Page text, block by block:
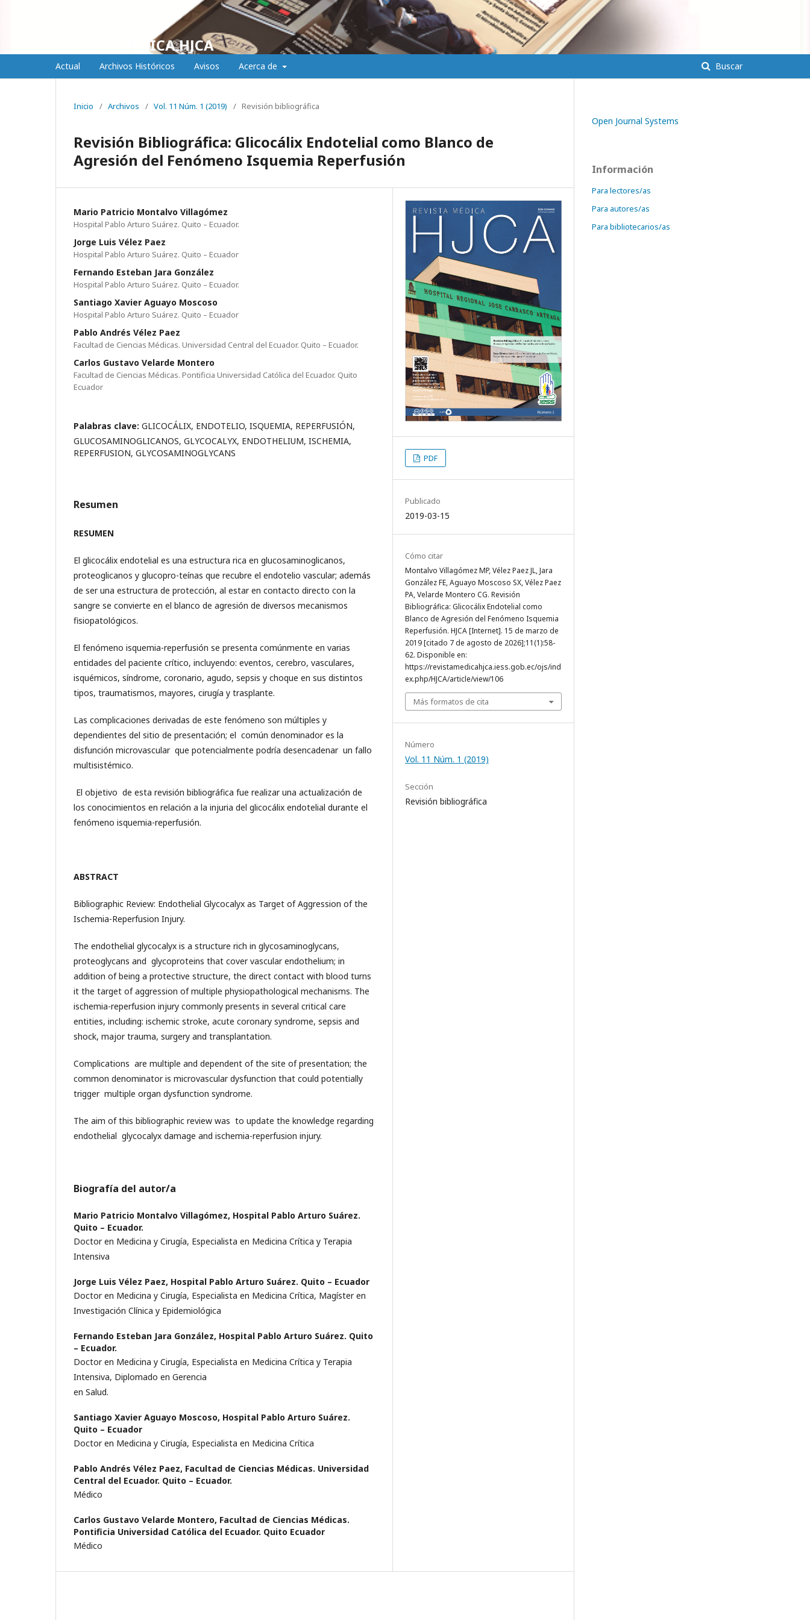
REVISTA MÉDICA HJCA
Actual Archivos Históricos Avisos Acerca de Buscar
Inicio / Archivos / Vol. 11 Núm. 1 (2019) / Revisión bibliográfica
Revisión Bibliográfica: Glicocálix Endotelial como Blanco de
Agresión del Fenómeno Isquemia Reperfusión
Mario Patricio Montalvo Villagómez
Hospital Pablo Arturo Suárez. Quito – Ecuador.
Jorge Luis Vélez Paez
Hospital Pablo Arturo Suárez. Quito – Ecuador
Fernando Esteban Jara González
Hospital Pablo Arturo Suárez. Quito – Ecuador.
Santiago Xavier Aguayo Moscoso
Hospital Pablo Arturo Suárez. Quito – Ecuador
Pablo Andrés Vélez Paez
Facultad de Ciencias Médicas. Universidad Central del Ecuador. Quito – Ecuador.
Carlos Gustavo Velarde Montero
Facultad de Ciencias Médicas. Pontificia Universidad Católica del Ecuador. Quito
Ecuador
Palabras clave: GLICOCÁLIX, ENDOTELIO, ISQUEMIA, REPERFUSIÓN,
GLUCOSAMINOGLICANOS, GLYCOCALYX, ENDOTHELIUM, ISCHEMIA,
REPERFUSION, GLYCOSAMINOGLYCANS
Resumen
RESUMEN
El glicocálix endotelial es una estructura rica en glucosaminoglicanos,
proteoglicanos y glucopro-teínas que recubre el endotelio vascular; además
de ser una estructura de protección, al estar en contacto directo con la
sangre se convierte en el blanco de agresión de diversos mecanismos
fisiopatológicos.
El fenómeno isquemia-reperfusión se presenta comúnmente en varias
entidades del paciente crítico, incluyendo: eventos, cerebro, vasculares,
isquémicos, síndrome, coronario, agudo, sepsis y choque en sus distintos
tipos, traumatismos, mayores, cirugía y trasplante.
Las complicaciones derivadas de este fenómeno son múltiples y
dependientes del sitio de presentación; el común denominador es la
disfunción microvascular que potencialmente podría desencadenar un fallo
multisistémico.
El objetivo de esta revisión bibliográfica fue realizar una actualización de
los conocimientos en relación a la injuria del glicocálix endotelial durante el
fenómeno isquemia-reperfusión.
ABSTRACT
Bibliographic Review: Endothelial Glycocalyx as Target of Aggression of the
Ischemia-Reperfusion Injury.
The endothelial glycocalyx is a structure rich in glycosaminoglycans,
proteoglycans and glycoproteins that cover vascular endothelium; in
addition of being a protective structure, the direct contact with blood turns
it the target of aggression of multiple physiopathological mechanisms. The
ischemia-reperfusion injury commonly presents in several critical care
entities, including: ischemic stroke, acute coronary syndrome, sepsis and
shock, major trauma, surgery and transplantation.
Complications are multiple and dependent of the site of presentation; the
common denominator is microvascular dysfunction that could potentially
trigger multiple organ dysfunction syndrome.
The aim of this bibliographic review was to update the knowledge regarding
endothelial glycocalyx damage and ischemia-reperfusion injury.
Biografía del autor/a
Mario Patricio Montalvo Villagómez, Hospital Pablo Arturo Suárez.
Quito – Ecuador.
Doctor en Medicina y Cirugía, Especialista en Medicina Crítica y Terapia
Intensiva
Jorge Luis Vélez Paez, Hospital Pablo Arturo Suárez. Quito – Ecuador
Doctor en Medicina y Cirugía, Especialista en Medicina Crítica, Magíster en
Investigación Clínica y Epidemiológica
Fernando Esteban Jara González, Hospital Pablo Arturo Suárez. Quito
– Ecuador.
Doctor en Medicina y Cirugía, Especialista en Medicina Crítica y Terapia
Intensiva, Diplomado en Gerencia
en Salud.
Santiago Xavier Aguayo Moscoso, Hospital Pablo Arturo Suárez.
Quito – Ecuador
Doctor en Medicina y Cirugía, Especialista en Medicina Crítica
Pablo Andrés Vélez Paez, Facultad de Ciencias Médicas. Universidad
Central del Ecuador. Quito – Ecuador.
Médico
Carlos Gustavo Velarde Montero, Facultad de Ciencias Médicas.
Pontificia Universidad Católica del Ecuador. Quito Ecuador
Médico
PDF
Publicado
2019-03-15
Cómo citar
Montalvo Villagómez MP, Vélez Paez JL, Jara
González FE, Aguayo Moscoso SX, Vélez Paez
PA, Velarde Montero CG. Revisión
Bibliográfica: Glicocálix Endotelial como
Blanco de Agresión del Fenómeno Isquemia
Reperfusión. HJCA [Internet]. 15 de marzo de
2019 [citado 7 de agosto de 2026];11(1):58-
62. Disponible en:
https://revistamedicahjca.iess.gob.ec/ojs/ind
ex.php/HJCA/article/view/106
Más formatos de cita
Número
Vol. 11 Núm. 1 (2019)
Sección
Revisión bibliográfica
Open Journal Systems
Información
Para lectores/as
Para autores/as
Para bibliotecarios/as